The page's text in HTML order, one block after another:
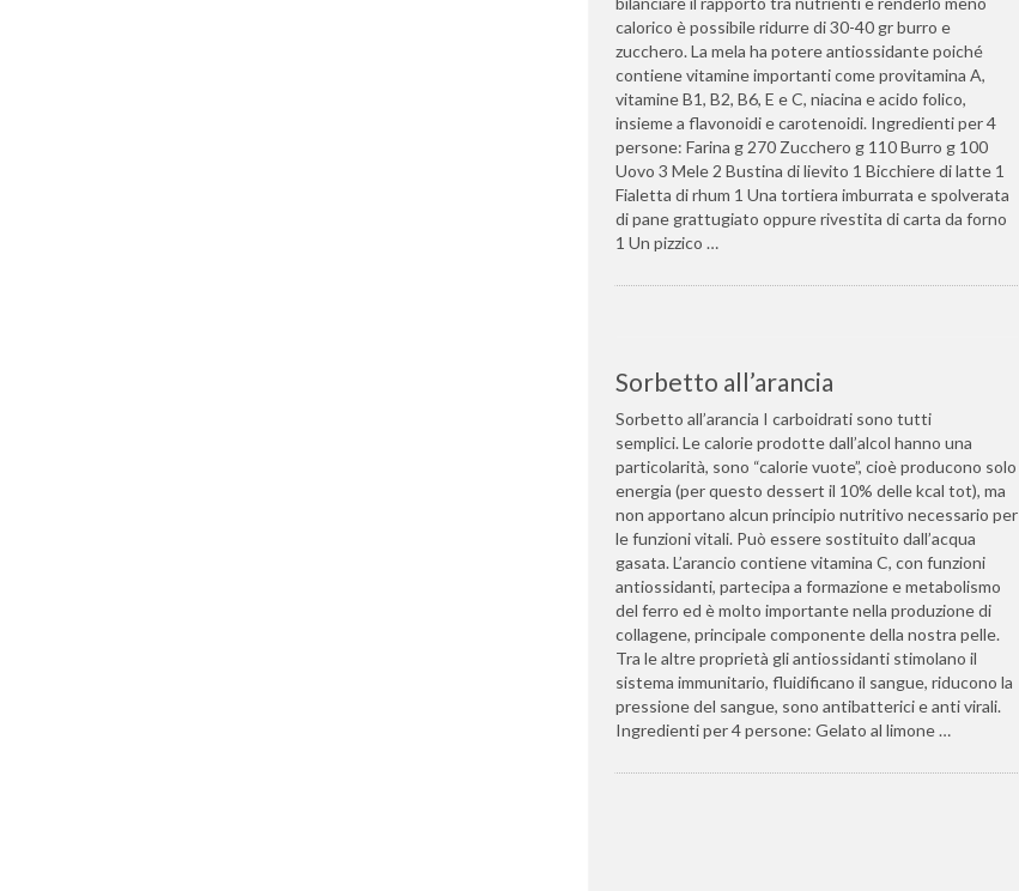
calorico è possibile ridurre di 30-40 gr burro e
zucchero. La mela ha potere antiossidante poiché
contiene vitamine importanti come provitamina A,
vitamine B1, B2, B6, E e C, niacina e acido folico,
insieme a flavonoidi e carotenoidi. Ingredienti per 4
persone: Farina g 270 Zucchero g 110 Burro g 100
Uovo 3 Mele 2 Bustina di lievito 1 Bicchiere di latte 1
Fialetta di rhum 1 Una tortiera imburrata e spolverata
di pane grattugiato oppure rivestita di carta da forno
1 Un pizzico …
Sorbetto all’arancia
Sorbetto all’arancia I carboidrati sono tutti
semplici. Le calorie prodotte dall’alcol hanno una
particolarità, sono “calorie vuote”, cioè producono solo
energia (per questo dessert il 10% delle kcal tot), ma
non apportano alcun principio nutritivo necessario per
le funzioni vitali. Può essere sostituito dall’acqua
gasata. L’arancio contiene vitamina C, con funzioni
antiossidanti, partecipa a formazione e metabolismo
del ferro ed è molto importante nella produzione di
collagene, principale componente della nostra pelle.
Tra le altre proprietà gli antiossidanti stimolano il
sistema immunitario, fluidificano il sangue, riducono la
pressione del sangue, sono antibatterici e anti virali.
Ingredienti per 4 persone: Gelato al limone …